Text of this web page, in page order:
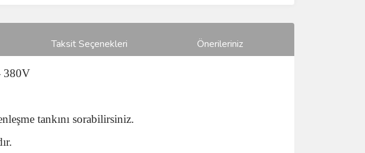
Taksit Seçenekleri Önerileriniz
380V
tankını sorabilirsiniz.